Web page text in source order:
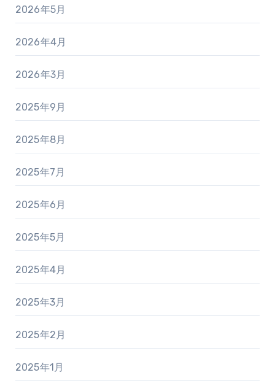
2026年5月
2026年4月
2026年3月
2025年9月
2025年8月
2025年7月
2025年6月
2025年5月
2025年4月
2025年3月
2025年2月
2025年1月